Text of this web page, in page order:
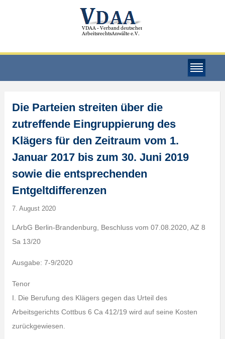
Die Parteien streiten über die
zutreffende Eingruppierung des
Klägers für den Zeitraum vom 1.
Januar 2017 bis zum 30. Juni 2019
sowie die entsprechenden
Entgeltdifferenzen
7. August 2020
LArbG Berlin-Brandenburg, Beschluss vom 07.08.2020, AZ 8
Sa 13/20
Ausgabe: 7-9/2020
Tenor
I. Die Berufung des Klägers gegen das Urteil des
Arbeitsgerichts Cottbus 6 Ca 412/19 wird auf seine Kosten
zurückgewiesen.